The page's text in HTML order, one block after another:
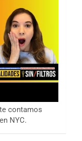
contamos
NYC.